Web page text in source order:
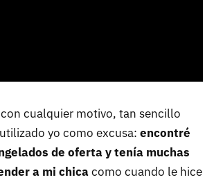
cualquier motivo, tan sencillo
yo como excusa: encontré
de oferta y tenía muchas
a mi chicacomo cuando le hice